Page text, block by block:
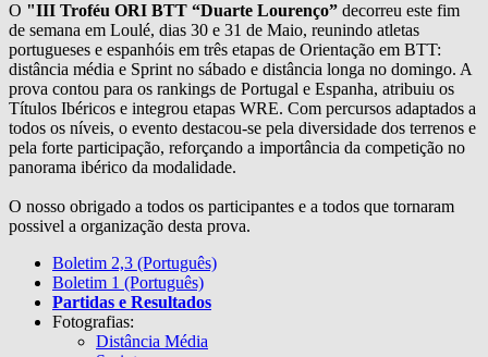
O "III Troféu ORI BTT “Duarte Lourenço” decorreu este fim
de semana em Loulé, dias 30 e 31 de Maio, reunindo atletas
portugueses e espanhóis em três etapas de Orientação em BTT:
distância média e Sprint no sábado e distância longa no domingo. A
prova contou para os rankings de Portugal e Espanha, atribuiu os
Títulos Ibéricos e integrou etapas WRE. Com percursos adaptados a
todos os níveis, o evento destacou‑se pela diversidade dos terrenos e
pela forte participação, reforçando a importância da competição no
panorama ibérico da modalidade.
O nosso obrigado a todos os participantes e a todos que tornaram
possivel a organização desta prova.
Boletim 2,3 (Português)
Boletim 1 (Português)
Partidas e Resultados
Fotografias:
Distância Média